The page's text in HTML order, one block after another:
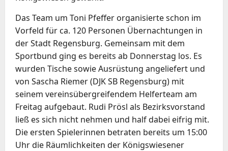
Das Team um Toni Pfeffer organisierte schon im
Vorfeld für ca. 120 Personen Übernachtungen in
der Stadt Regensburg. Gemeinsam mit dem
Sportbund ging es bereits ab Donnerstag los. Es
wurden Tische sowie Ausrüstung angeliefert und
von Sascha Riemer (DJK SB Regensburg) mit
seinem vereinsübergreifendem Helferteam am
Freitag aufgebaut. Rudi Prösl als Bezirksvorstand
ließ es sich nicht nehmen und half dabei eifrig mit.
Die ersten Spielerinnen betraten bereits um 15:00
Uhr die Räumlichkeiten der Königswiesener